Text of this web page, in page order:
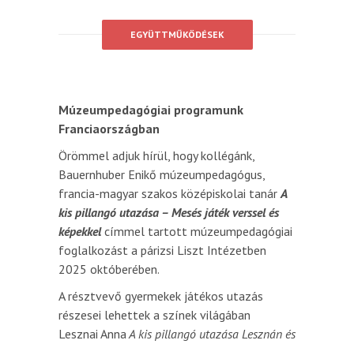
EGYÜTTMŰKÖDÉSEK
Múzeumpedagógiai programunk
Franciaországban
Örömmel adjuk hírül, hogy kollégánk,
Bauernhuber Enikő múzeumpedagógus,
francia-magyar szakos középiskolai tanárA
kis pillangó utazása – Mesés játék verssel és
képekkelcímmel tartott múzeumpedagógiai
foglalkozást a párizsi Liszt Intézetben
2025 októberében.
A résztvevő gyermekek játékos utazás
részesei lehettek a színek világában
Lesznai AnnaA kis pillangó utazása Lesznán és